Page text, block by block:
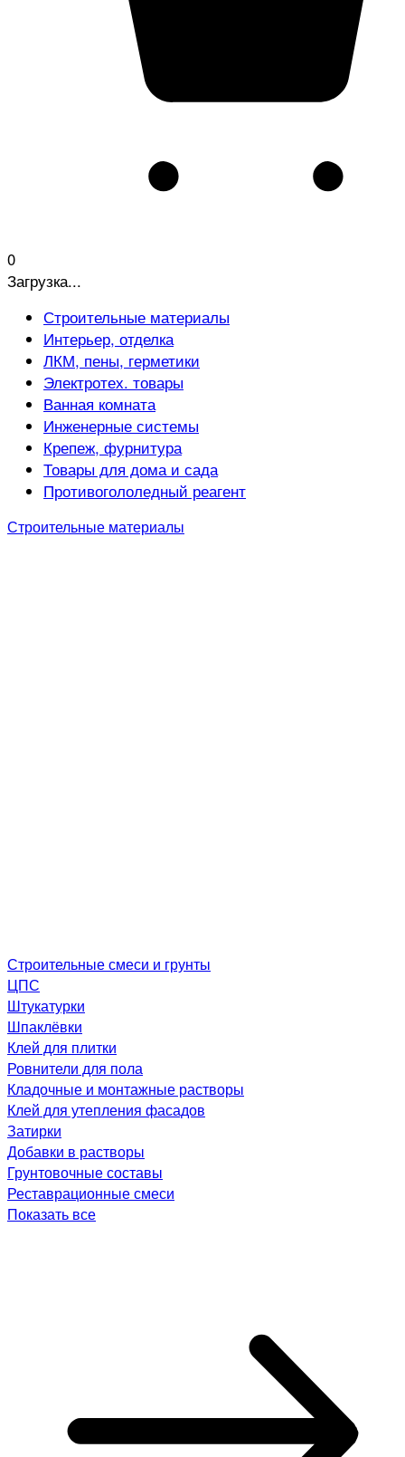
0
Загрузка...
Строительные материалы
Интерьер, отделка
ЛКМ, пены, герметики
Электротех. товары
Ванная комната
Инженерные системы
Крепеж, фурнитура
Товары для дома и сада
Противогололедный реагент
Строительные материалы
Строительные смеси и грунты
ЦПС
Штукатурки
Шпаклёвки
Клей для плитки
Ровнители для пола
Кладочные и монтажные растворы
Клей для утепления фасадов
Затирки
Добавки в растворы
Грунтовочные составы
Реставрационные смеси
Показать все